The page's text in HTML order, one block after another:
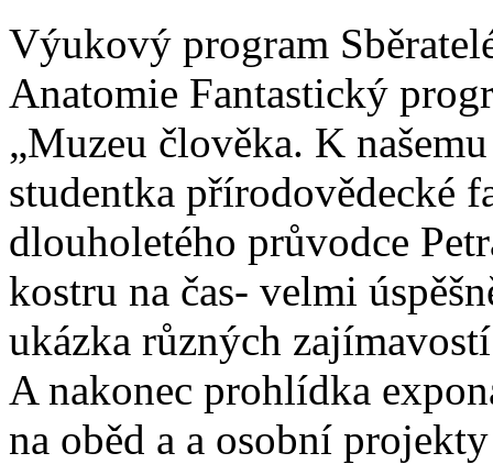
Výukový program
Anatomie Fantastický
„Muzeu člověka. K
studentka přírodovědecké
dlouholetého průvodce
kostru na čas- velmi
ukázka různých
A nakonec prohlídka
na oběd a a osobní